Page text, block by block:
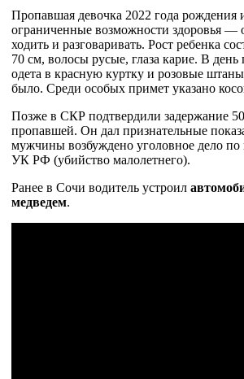
Пропавшая девочка 2022 года рождения
ограниченные возможности здоровья —
ходить и разговаривать. Рост ребенка
70 см, волосы русые, глаза карие. В
одета в красную куртку и розовые
было. Среди особых примет указано
Позже в СКР подтвердили задержание
пропавшей. Он дал признательные
мужчины возбуждено уголовное дело по
УК РФ (убийство малолетнего).
Ранее в Сочи водитель устроил
медведем.